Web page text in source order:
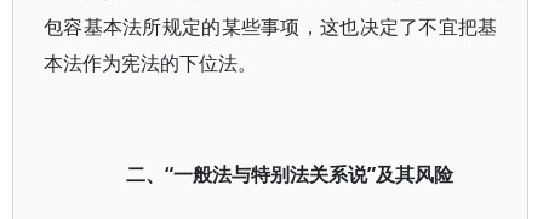
包容基本法所规定的某些事项，这也决定了不宜把基
本法作为宪法的下位法。
二、“一般法与特别法关系说”及其风险